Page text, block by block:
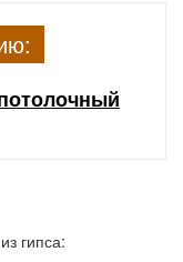
гипса: